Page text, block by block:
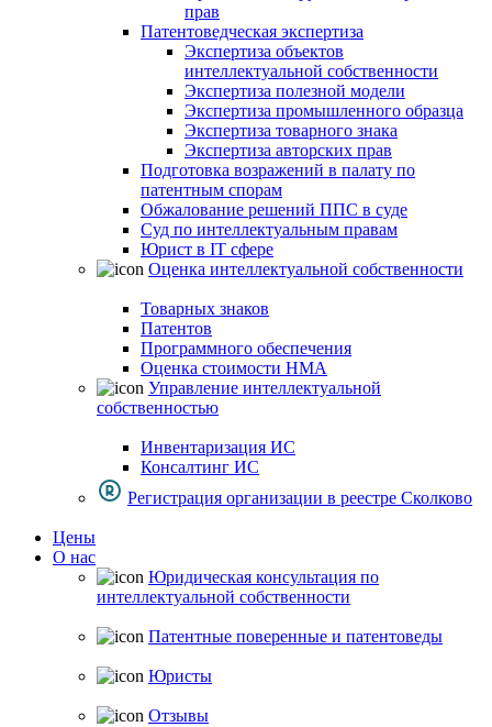
прав
Патентоведческая экспертиза
Экспертиза объектов
интеллектуальной собственности
Экспертиза полезной модели
Экспертиза промышленного образца
Экспертиза товарного знака
Экспертиза авторских прав
Подготовка возражений в палату по
патентным спорам
Обжалование решений ППС в суде
Суд по интеллектуальным правам
Юрист в IT сфере
Оценка интеллектуальной собственности
Товарных знаков
Патентов
Программного обеспечения
Оценка стоимости НМА
Управление интеллектуальной
собственностью
Инвентаризация ИС
Консалтинг ИС
Регистрация организации в реестре Сколково
Цены
О нас
Юридическая консультация по
интеллектуальной собственности
Патентные поверенные и патентоведы
Юристы
Отзывы